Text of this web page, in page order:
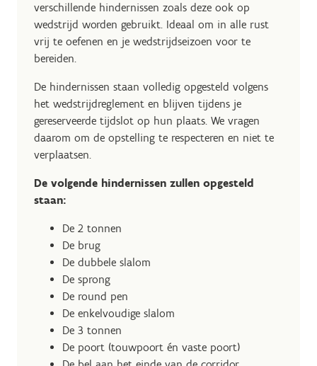
verschillende hindernissen zoals deze ook op
wedstrijd worden gebruikt. Ideaal om in alle rust
vrij te oefenen en je wedstrijdseizoen voor te
bereiden.
De hindernissen staan volledig opgesteld volgens
het wedstrijdreglement en blijven tijdens je
gereserveerde tijdslot op hun plaats. We vragen
daarom om de opstelling te respecteren en niet te
verplaatsen.
De volgende hindernissen zullen opgesteld
staan:
De 2 tonnen
De brug
De dubbele slalom
De sprong
De round pen
De enkelvoudige slalom
De 3 tonnen
De poort (touwpoort én vaste poort)